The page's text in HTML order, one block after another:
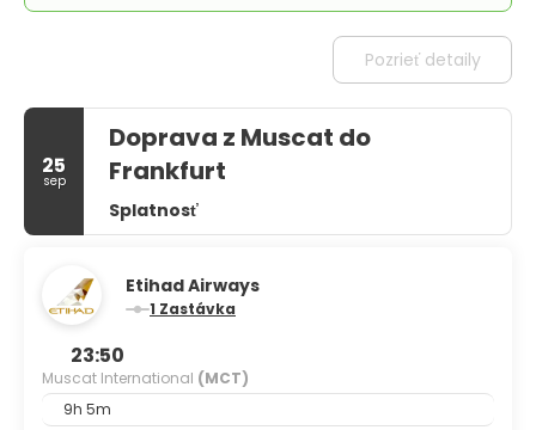
Pozrieť detaily
25
sep
Doprava z Muscat do
Frankfurt
Splatnosť
Etihad Airways
1 Zastávka
23:50
Muscat International (MCT)
9h 5m